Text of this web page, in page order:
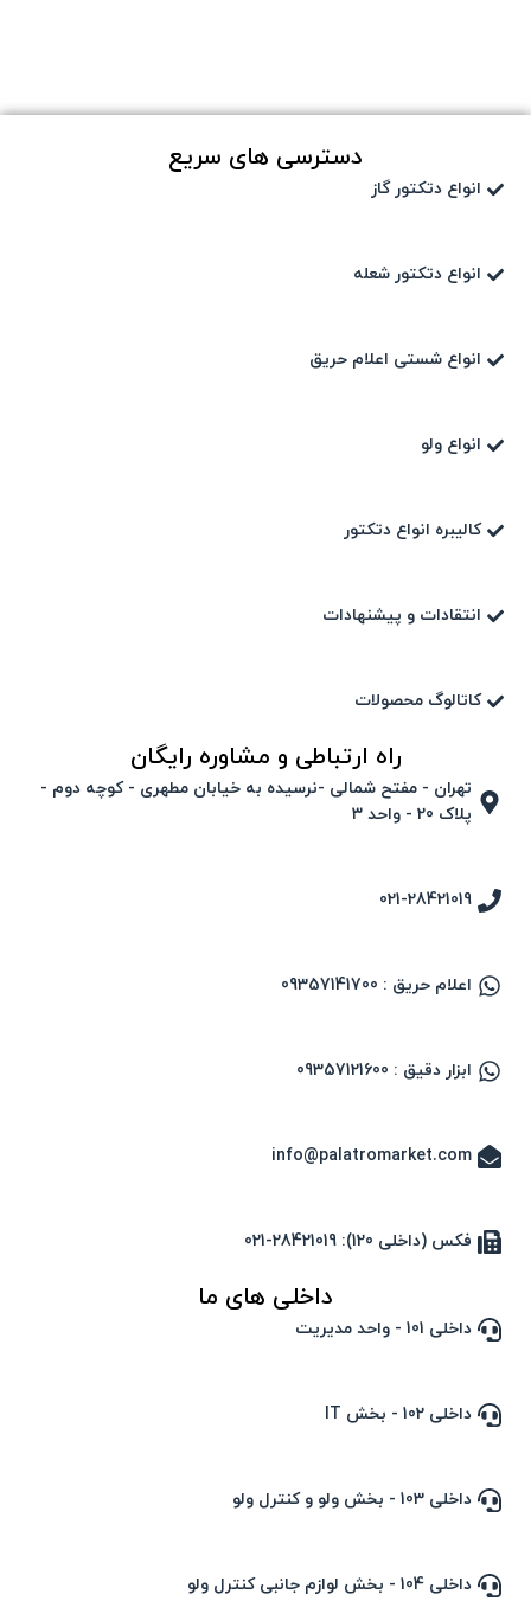
دسترسی های سریع
انواع دتکتور گاز
انواع دتکتور شعله
انواع شستی اعلام حریق
انواع ولو
کالیبره انواع دتکتور
انتقادات و پیشنهادات
کاتالوگ محصولات
راه ارتباطی و مشاوره رایگان
تهران - مفتح شمالی -نرسیده به خیابان مطهری - کوچه دوم -
پلاک 20 - واحد ۳
021-28421019
اعلام حریق : 09357141700
ابزار دقیق : 09357121600
info@palatromarket.com
فکس (داخلی 120): 28421019-021
داخلی های ما
داخلی 101 - واحد مدیریت
داخلی 102 - بخش IT
داخلی 103 - بخش ولو و کنترل ولو
داخلی 104 - بخش لوازم جانبی کنترل ولو